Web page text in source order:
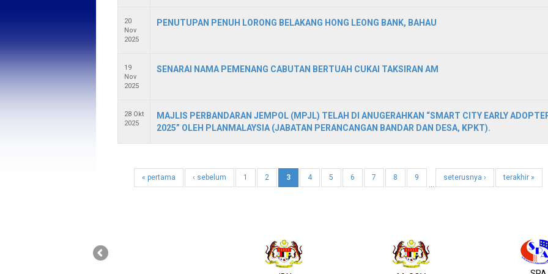
20
Nov
2025
PENUTUPAN PENUH LORONG BELAKANG HONG LEONG BANK, BAHAU
19
Nov
2025
SENARAI NAMA PEMENANG CABUTAN BERTUAH CUKAI TAKSIRAN AM
28 Okt
2025
MAJLIS PERBANDARAN JEMPOL (MPJL) TELAH DI ANUGERAHKAN “SMART CITY EARLY
2025” OLEH PLANMALAYSIA (JABATAN PERANCANGAN BANDAR DAN DESA, KPKT).
« pertama ‹ sebelum 1 2 3 4 5 6 7 8
9
…
seterusnya › terakhir »